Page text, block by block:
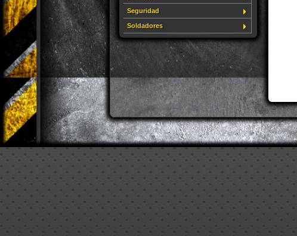
Seguridad
Soldadores